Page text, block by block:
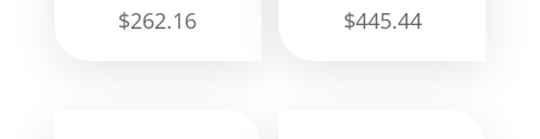
$262.16 $445.44